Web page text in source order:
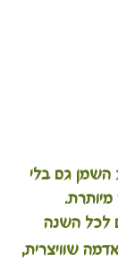
גם בלי
לכל השנה
שוויצרית,